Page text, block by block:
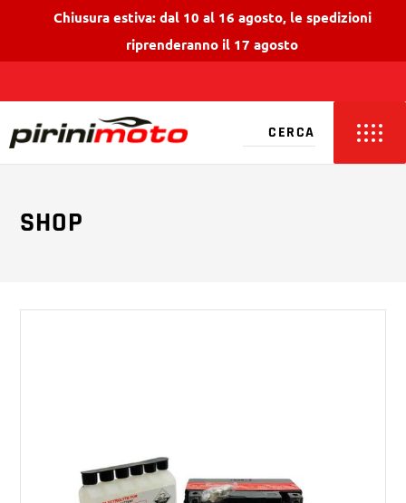
Chiusura estiva: dal 10 al 16 agosto, le spedizioni
riprenderanno il 17 agosto
SHOP